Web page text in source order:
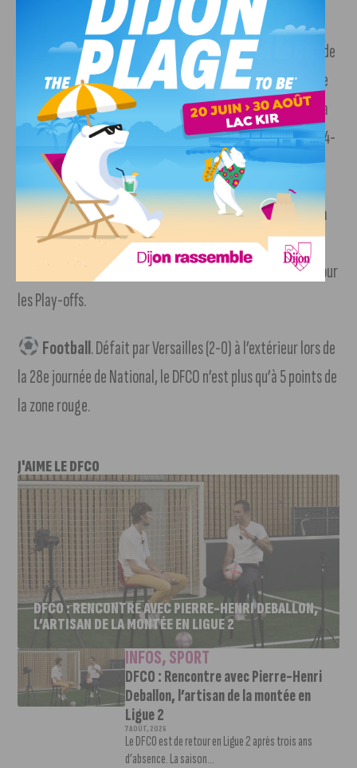
Rugby. Pour la dernière journée de Nationale 2, le Stade
Dijonnais a failli créer la sensation face à Mâcon, deuxième
de la poule, en perdant d’un point (15-14). Dijon termine à la
9e place, synonyme de maintien sportif pour la saison 2024-
2025.
Basket. Durant la 28e journée de Betclic Elite, la JDA a
battu Strasbourg (80-68) à domicile. Il reste encore 5
journées à Dijon pour décrocher la 8e place qualificative pour
les Play-offs.
Football. Défait par Versailles (2-0) à l’extérieur lors de
la 28e journée de National, le DFCO n’est plus qu’à 5 points de
la zone rouge.
J'AIME LE DFCO
DFCO : RENCONTRE AVEC PIERRE-HENRI DEBALLON,
L’ARTISAN DE LA MONTÉE EN LIGUE 2
INFOS,SPORT
DFCO : Rencontre avec Pierre-Henri
Deballon, l’artisan de la montée en
Ligue 2
7 AOÛT, 2026
Le DFCO est de retour en Ligue 2 après trois ans
d’absence. La saison...